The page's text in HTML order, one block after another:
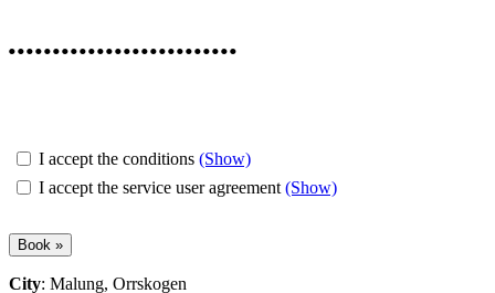
..........................
I accept the conditions (Show)
I accept the service user agreement (Show)
City: Malung, Orrskogen